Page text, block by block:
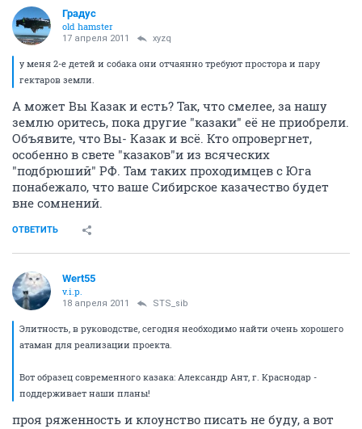
Градус
old hamster
17 апреля 2011 xyzq
у меня 2-е детей и собака они отчаянно требуют простора и пару
гектаров земли.
А может Вы Казак и есть? Так, что смелее, за нашу
землю оритесь, пока другие "казаки" её не приобрели.
Объявите, что Вы- Казак и всё. Кто опровергнет,
особенно в свете "казаков"и из всяческих
"подбрюший" РФ. Там таких проходимцев с Юга
понабежало, что ваше Сибирское казачество будет
вне сомнений.
ОТВЕТИТЬ
Wert55
v.i.p.
18 апреля 2011 STS_sib
Элитность, в руководстве, сегодня необходимо найти очень хорошего
атаман для реализации проекта.
Вот образец современного казака: Александр Ант, г. Краснодар -
поддерживает наши планы!
проя ряженность и клоунство писать не буду, а вот